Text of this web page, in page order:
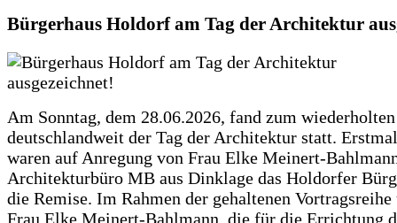
Bürgerhaus Holdorf am Tag der Architektur
Am Sonntag, dem 28.06.2026, fand zum
deutschlandweit der Tag der Architektur statt.
waren auf Anregung von Frau Elke Meinert-
Architekturbüro MB aus Dinklage das Holdorfer
die Remise. Im Rahmen der gehaltenen
Frau Elke Meinert-Bahlmann, die für die Errichtung